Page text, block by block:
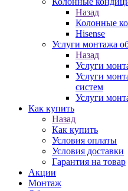
Назад
Колонные
Hisense
Услуги монтажа
Назад
Услуги
Услуги
систем
Услуги
Как купить
Назад
Как купить
Условия оплаты
Условия доставки
Гарантия на товар
Акции
Монтаж